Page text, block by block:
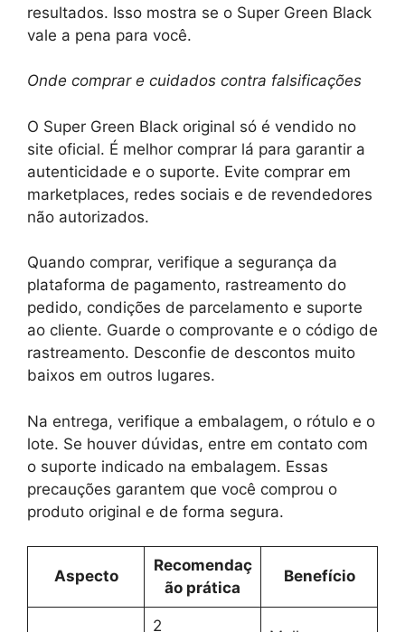
resultados. Isso mostra se o Super Green Black
vale a pena para você.
Onde comprar e cuidados contra falsificações
O Super Green Black original só é vendido no
site oficial. É melhor comprar lá para garantir a
autenticidade e o suporte. Evite comprar em
marketplaces, redes sociais e de revendedores
não autorizados.
Quando comprar, verifique a segurança da
plataforma de pagamento, rastreamento do
pedido, condições de parcelamento e suporte
ao cliente. Guarde o comprovante e o código de
rastreamento. Desconfie de descontos muito
baixos em outros lugares.
Na entrega, verifique a embalagem, o rótulo e o
lote. Se houver dúvidas, entre em contato com
o suporte indicado na embalagem. Essas
precauções garantem que você comprou o
produto original e de forma segura.
Aspecto
Recomendaç
ão prática
Benefício
2